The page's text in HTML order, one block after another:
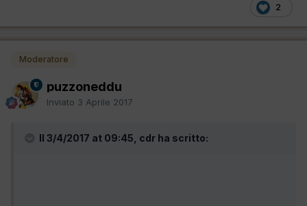
2
Moderatore
puzzoneddu
Inviato 3 Aprile 2017
Il 3/4/2017 at 09:45, cdr ha scritto: